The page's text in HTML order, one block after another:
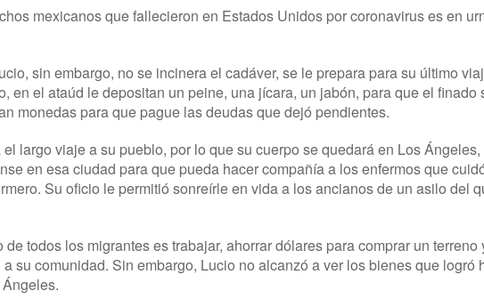
mexicanos que fallecieron en Estados Unidos por coronavirus es en
sin embargo, no se incinera el cadáver, se le prepara para su último
en el ataúd le depositan un peine, una jícara, un jabón, para que el finado
monedas para que pague las deudas que dejó pendientes.
largo viaje a su pueblo, por lo que su cuerpo se quedará en Los Ángeles,
en esa ciudad para que pueda hacer compañía a los enfermos que
Su oficio le permitió sonreírle en vida a los ancianos de un asilo del
todos los migrantes es trabajar, ahorrar dólares para comprar un terreno
su comunidad. Sin embargo, Lucio no alcanzó a ver los bienes que logró